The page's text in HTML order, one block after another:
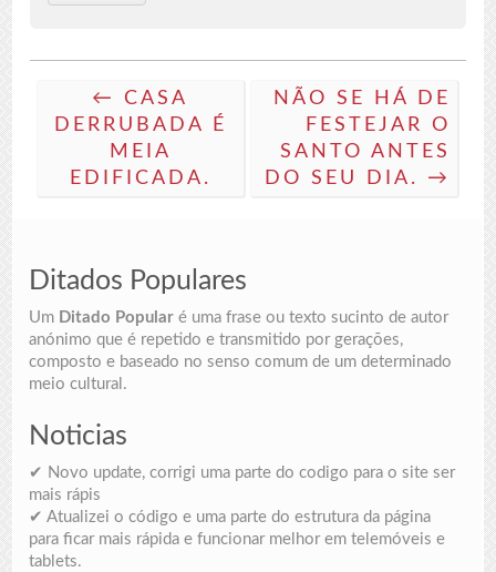
← CASA
DERRUBADA É
MEIA
EDIFICADA.
NÃO SE HÁ DE
FESTEJAR O
SANTO ANTES
DO SEU DIA. →
Ditados Populares
Um Ditado Popular é uma frase ou texto sucinto de autor
anónimo que é repetido e transmitido por gerações,
composto e baseado no senso comum de um determinado
meio cultural.
Noticias
✔ Novo update, corrigi uma parte do codigo para o site ser
mais rápis
✔ Atualizei o código e uma parte do estrutura da página
para ficar mais rápida e funcionar melhor em telemóveis e
tablets.